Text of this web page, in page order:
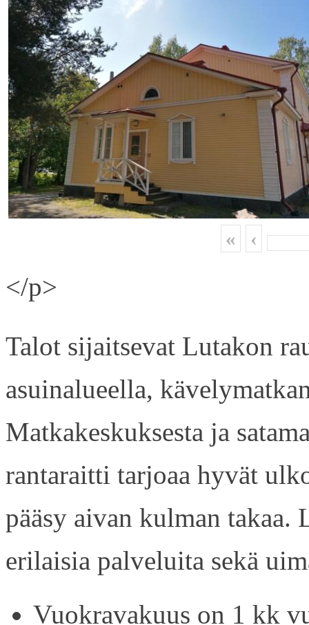
« ‹
</p>
Talot sijaitsevat Lutakon
asuinalueella,
Matkakeskuksesta ja
rantaraitti tarjoaa hyvät
pääsy aivan kulman
erilaisia palveluita sekä
Vuokravakuus on 1 kk